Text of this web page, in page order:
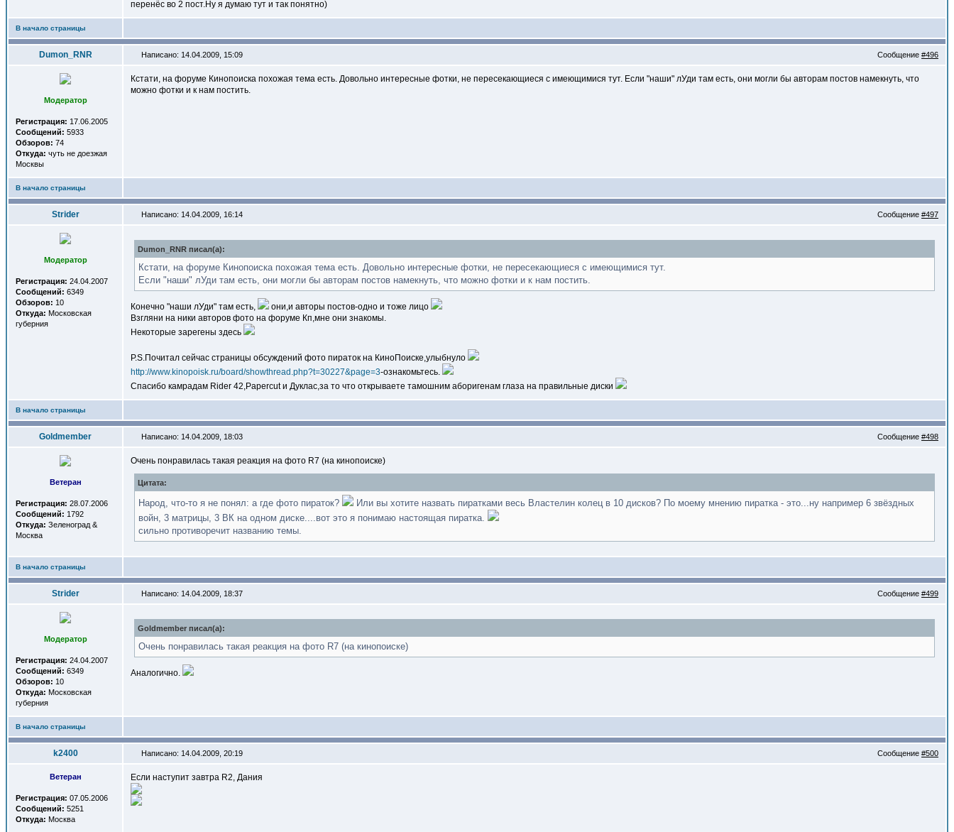
перенёс во 2 пост.Ну я думаю тут и так понятно)
В начало страницы
Dumon_RNR Написано: 14.04.2009, 15:09 Сообщение #496
Модератор
Регистрация: 17.06.2005
Сообщений: 5933
Обзоров: 74
Откуда: чуть не доезжая
Москвы
Кстати, на форуме Кинопоиска похожая тема есть. Довольно интересные фотки, не пересекающиеся с имеющимися тут. Если "наши" лУди там есть, они могли бы авторам постов намекнуть, что
можно фотки и к нам постить.
В начало страницы
Strider Написано: 14.04.2009, 16:14 Сообщение #497
Модератор
Регистрация: 24.04.2007
Сообщений: 6349
Обзоров: 10
Откуда: Московская
губерния
Dumon_RNR писал(a):
Кстати, на форуме Кинопоиска похожая тема есть. Довольно интересные фотки, не пересекающиеся с имеющимися тут.
Если "наши" лУди там есть, они могли бы авторам постов намекнуть, что можно фотки и к нам постить.
Конечно "наши лУди" там есть,
они,и авторы постов-одно и тоже лицо
Взгляни на ники авторов фото на форуме Кп,мне они знакомы.
Некоторые зарегены здесь
P.S.Почитал сейчас страницы обсуждений фото пираток на КиноПоиске,улыбнуло
http://www.kinopoisk.ru/board/showthread.php?t=30227&page=3-ознакомьтесь.
Спасибо камрадам Rider 42,Papercut и Дуклас,за то что открываете тамошним аборигенам глаза на правильные диски
В начало страницы
Goldmember Написано: 14.04.2009, 18:03 Сообщение #498
Ветеран
Регистрация: 28.07.2006
Сообщений: 1792
Откуда: Зеленоград &
Москва
Очень понравилась такая реакция на фото R7 (на кинопоиске)
Цитата:
Народ, что-то я не понял: а где фото пираток?
Или вы хотите назвать пиратками весь Властелин колец в 10 дисков? По моему мнению пиратка - это...ну например 6 звёздных
войн, 3 матрицы, 3 ВК на одном диске....вот это я понимаю настоящая пиратка.
сильно противоречит названию темы.
В начало страницы
Strider Написано: 14.04.2009, 18:37 Сообщение #499
Модератор
Регистрация: 24.04.2007
Сообщений: 6349
Обзоров: 10
Откуда: Московская
губерния
Goldmember писал(a):
Очень понравилась такая реакция на фото R7 (на кинопоиске)
Аналогично.
В начало страницы
k2400 Написано: 14.04.2009, 20:19 Сообщение #500
Ветеран
Регистрация: 07.05.2006
Сообщений: 5251
Откуда: Москва
Если наступит завтра R2, Дания